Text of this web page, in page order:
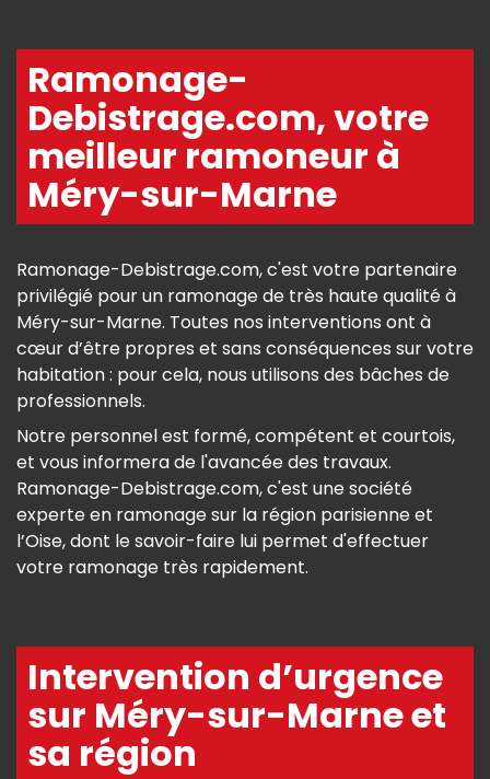
Ramonage-
Debistrage.com, votre
meilleur ramoneur à
Méry-sur-Marne
Ramonage-Debistrage.com, c'est votre partenaire
privilégié pour un ramonage de très haute qualité à
Méry-sur-Marne. Toutes nos interventions ont à
cœur d’être propres et sans conséquences sur votre
habitation : pour cela, nous utilisons des bâches de
professionnels.
Notre personnel est formé, compétent et courtois,
et vous informera de l'avancée des travaux.
Ramonage-Debistrage.com, c'est une société
experte en ramonage sur la région parisienne et
l’Oise, dont le savoir-faire lui permet d'effectuer
votre ramonage très rapidement.
Intervention d’urgence
sur Méry-sur-Marne et
sa région